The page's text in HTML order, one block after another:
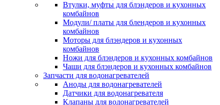
Втулки, муфты для блэндеров и кухонных
комбайнов
Модули/ платы для блендеров и кухонных
комбайнов
Моторы для блэндеров и кухонных
комбайнов
Ножи для блэндеров и кухонных комбайнов
Чаши для блэндеров и кухонных комбайнов
Запчасти для водонагревателей
Аноды для водонагревателей
Датчики для водонагревателя
Клапаны для водонагревателей